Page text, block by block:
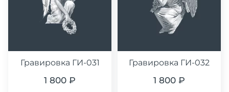
Гравировка ГИ-031
1 800 ₽
Гравировка ГИ-032
1 800 ₽